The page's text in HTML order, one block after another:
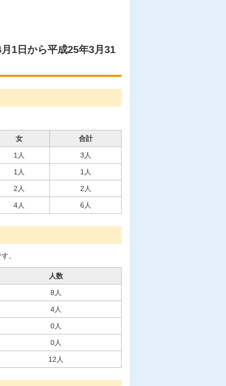
1日から平成25年3月31
女 合計
1人 3人
1人 1人
2人 2人
4人 6人
。
人数
8人
4人
0人
0人
12人